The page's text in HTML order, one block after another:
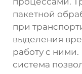
пакетной
при
выделения
работу с ними.
система